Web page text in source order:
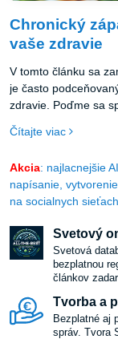
Chronický
vaše zdravie
V tomto článku sa
je často
zdravie. Poďme sa
Čítajte viac
Akcia: najlacnejšie
napísanie,
na socialnych sieťach
Svetový
Svetová
bezplatnou
článkov
Tvorba a
Bezplatné aj
správ. Tvora